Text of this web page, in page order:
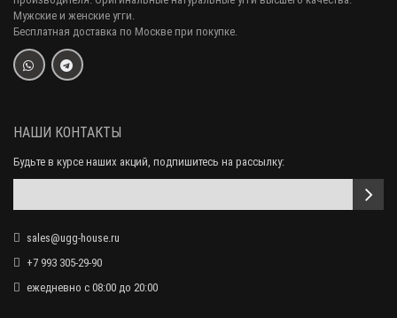
UGG Fluff Flip Flop Aqua Вьетнамки с мехом угг Бирюзовые
Мужские и женские угги.
Бесплатная доставка по Москве при покупке.
НАШИ КОНТАКТЫ
Будьте в курсе наших акций, подпишитесь на рассылку:
sales@ugg-house.ru
+7 993 305-29-90
ежедневно с 08:00 до 20:00